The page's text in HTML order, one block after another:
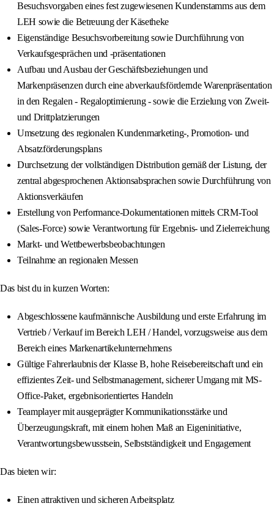
Besuchsvorgaben eines fest zugewiesenen Kundenstamms aus dem
LEH sowie die Betreuung der Käsetheke
Eigenständige Besuchsvorbereitung sowie Durchführung von
Verkaufsgesprächen und -präsentationen
Aufbau und Ausbau der Geschäftsbeziehungen und
Markenpräsenzen durch eine abverkaufsfördernde Warenpräsentation
in den Regalen - Regaloptimierung - sowie die Erzielung von Zweit-
und Drittplatzierungen
Umsetzung des regionalen Kundenmarketing-, Promotion- und
Absatzförderungsplans
Durchsetzung der vollständigen Distribution gemäß der Listung, der
zentral abgesprochenen Aktionsabsprachen sowie Durchführung von
Aktionsverkäufen
Erstellung von Performance-Dokumentationen mittels CRM-Tool
(Sales-Force) sowie Verantwortung für Ergebnis- und Zielerreichung
Markt- und Wettbewerbsbeobachtungen
Teilnahme an regionalen Messen
Das bist du in kurzen Worten:
Abgeschlossene kaufmännische Ausbildung und erste Erfahrung im
Vertrieb / Verkauf im Bereich LEH / Handel, vorzugsweise aus dem
Bereich eines Markenartikelunternehmens
Gültige Fahrerlaubnis der Klasse B, hohe Reisebereitschaft und ein
effizientes Zeit- und Selbstmanagement, sicherer Umgang mit MS-
Office-Paket, ergebnisorientiertes Handeln
Teamplayer mit ausgeprägter Kommunikationsstärke und
Überzeugungskraft, mit einem hohen Maß an Eigeninitiative,
Verantwortungsbewusstsein, Selbstständigkeit und Engagement
Das bieten wir:
Einen attraktiven und sicheren Arbeitsplatz